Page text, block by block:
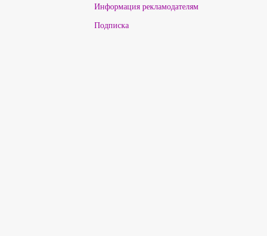
Информация рекламодателям
Подписка